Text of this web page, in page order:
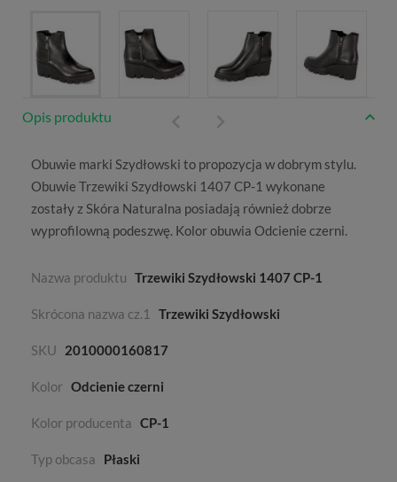
Opis produktu
Obuwie marki Szydłowski to propozycja w dobrym stylu.
Obuwie Trzewiki Szydłowski 1407 CP-1 wykonane
zostały zSkóra Naturalna posiadają również dobrze
wyprofilowną podeszwę. Kolor obuwia Odcienie czerni.
Nazwa produktu Trzewiki Szydłowski 1407 CP-1
Skrócona nazwa cz.1 Trzewiki Szydłowski
SKU 2010000160817
Kolor Odcienie czerni
Kolor producenta CP-1
Typ obcasa Płaski